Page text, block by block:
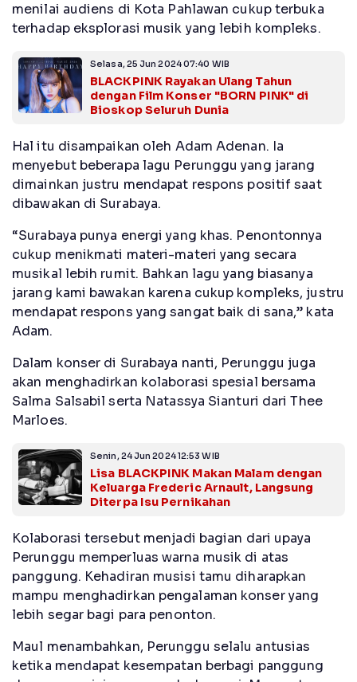
menilai audiens di Kota Pahlawan cukup terbuka
terhadap eksplorasi musik yang lebih kompleks.
Selasa, 25 Jun 2024 07:40 WIB
BLACKPINK Rayakan Ulang Tahun
dengan Film Konser "BORN PINK" di
Bioskop Seluruh Dunia
Hal itu disampaikan oleh Adam Adenan. Ia
menyebut beberapa lagu Perunggu yang jarang
dimainkan justru mendapat respons positif saat
dibawakan di Surabaya.
“Surabaya punya energi yang khas. Penontonnya
cukup menikmati materi-materi yang secara
musikal lebih rumit. Bahkan lagu yang biasanya
jarang kami bawakan karena cukup kompleks, justru
mendapat respons yang sangat baik di sana,” kata
Adam.
Dalam konser di Surabaya nanti, Perunggu juga
akan menghadirkan kolaborasi spesial bersama
Salma Salsabil serta Natassya Sianturi dari Thee
Marloes.
Senin, 24 Jun 2024 12:53 WIB
Lisa BLACKPINK Makan Malam dengan
Keluarga Frederic Arnault, Langsung
Diterpa Isu Pernikahan
Kolaborasi tersebut menjadi bagian dari upaya
Perunggu memperluas warna musik di atas
panggung. Kehadiran musisi tamu diharapkan
mampu menghadirkan pengalaman konser yang
lebih segar bagi para penonton.
Maul menambahkan, Perunggu selalu antusias
ketika mendapat kesempatan berbagi panggung